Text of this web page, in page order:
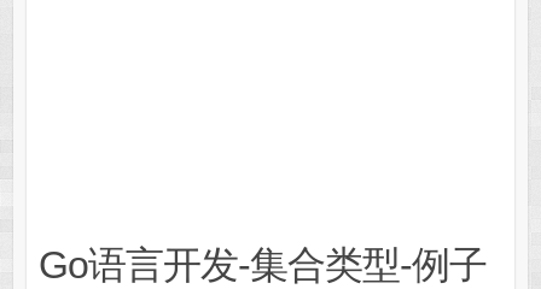
Go语言开发-集合类型-例子